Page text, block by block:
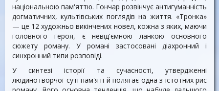
національною пам'яттю. Гончар розвінчує антигуманність
догматичних, культівських поглядів на життя. «Тронка»
— це 12 художньо викінчених новел, кожна з яких, маючи
головного героя, є невід'ємною ланкою основного
сюжету роману. У романі застосовані діахронний і
синхронний типи розповіді.
У синтезі історії та сучасності, утвердженні
людинотворчої суті пам'яті й полягає одна з істотних рис